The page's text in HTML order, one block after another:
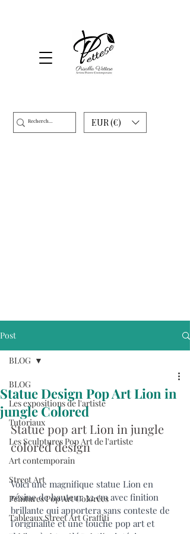
EUR (€)
Post
BLOG
Les expositions de l'artiste
Tutoriaux
Les Sculptures Pop Art de l'artiste
Art contemporain
Street Art
Peintures Pop Art Colorées
Tableaux Street Art Graffiti
BLOG
Statue Design Pop Art Lion in
jungle Colored
Statue pop art Lion in jungle
colored design
Voici une magnifique statue Lion en
résine de hauteur 32 cm avec finition
brillante qui apportera sans conteste de
l'originalité et une touche pop art et